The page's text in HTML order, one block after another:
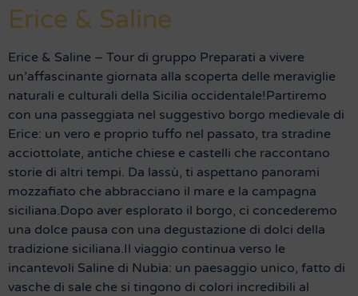
Erice & Saline
Erice & Saline – Tour di gruppo Preparati a vivere
un’affascinante giornata alla scoperta delle meraviglie
naturali e culturali della Sicilia occidentale!Partiremo
con una passeggiata nel suggestivo borgo medievale di
Erice: un vero e proprio tuffo nel passato, tra stradine
acciottolate, antiche chiese e castelli che raccontano
storie di altri tempi. Da lassù, ti aspettano panorami
mozzafiato che abbracciano il mare e la campagna
siciliana.Dopo aver esplorato il borgo, ci concederemo
una dolce pausa con una degustazione di dolci della
tradizione siciliana.Il viaggio continua verso le
incantevoli Saline di Nubia: un paesaggio unico, fatto di
vasche di sale che si tingono di colori incredibili al